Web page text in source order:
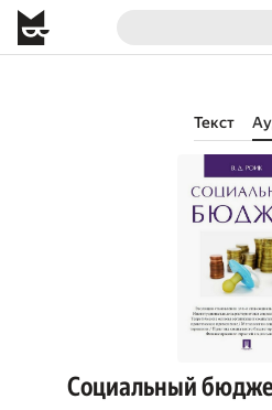
Текст
Социальный